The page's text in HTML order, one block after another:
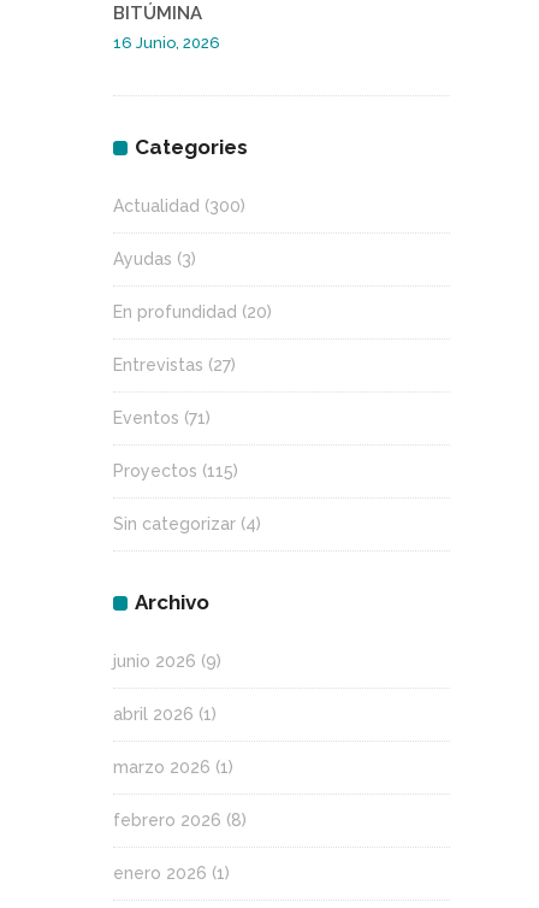
BITÚMINA
16 Junio, 2026
Categories
Actualidad (300)
Ayudas (3)
En profundidad (20)
Entrevistas (27)
Eventos (71)
Proyectos (115)
Sin categorizar (4)
Archivo
junio 2026 (9)
abril 2026 (1)
marzo 2026 (1)
febrero 2026 (8)
enero 2026 (1)